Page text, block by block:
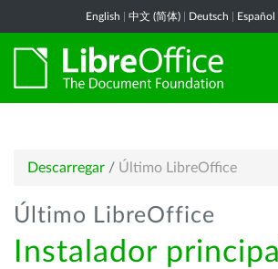
English 中文 (简体) Deutsch Español
Descarregar / Último LibreOffice
Último LibreOffice
Instalador principal